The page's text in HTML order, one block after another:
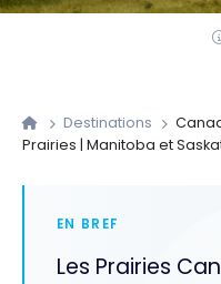
Destinations
Prairies | Manitoba et
EN BREF
Les Prairies